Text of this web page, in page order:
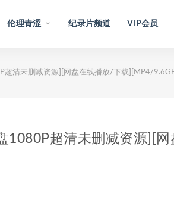
伦理青涩 纪录片频道 VIP会员
清未删减资源][网盘在线播放/下载][MP4/
超清未删减资源][